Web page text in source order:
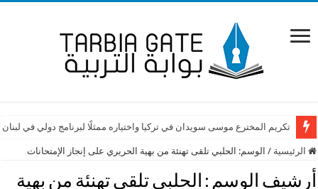
تكريم المخترع موسى سويدان في تركيا واختياره ممثلًا لبرنامج دولي في لبنان
الرئيسية / الوسم: الحلبي تلقى تهنئة من بهية الحريري على إنجاز الإمتحانات
أرشيف الوسم : الحلبي تلقى تهنئة من بهية